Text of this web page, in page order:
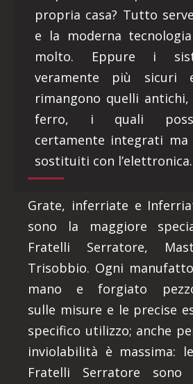
propria casa? Tutto
e la moderna
molto. Eppure i
veramente più sicuri
rimangono quelli
ferro, i quali
certamente integrati
sostituiti con l’elettronica.
Grate, inferriate e
sono la maggiore
Fratelli Serratore,
Trisobbio. Ogni
mano e forgiato
sulle misure e le precise
specifico utilizzo; anche
inviolabilità è massima:
Fratelli Serratore sono